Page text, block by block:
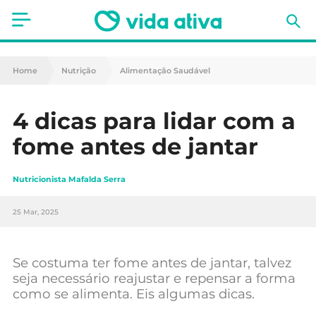
Saúde
Nutrição
Animais de Estimação
Home Nutrição Alimentação Saudável
4 dicas para lidar com a
fome antes de jantar
Nutricionista Mafalda Serra
25 Mar, 2025
Se costuma ter fome antes de jantar, talvez
seja necessário reajustar e repensar a forma
como se alimenta. Eis algumas dicas.